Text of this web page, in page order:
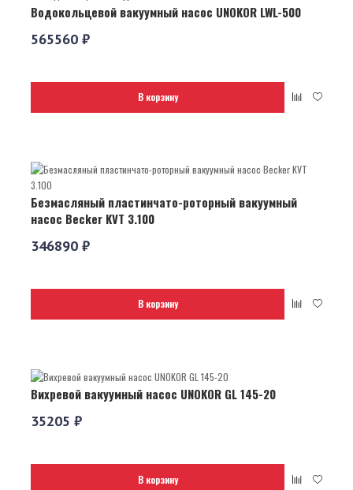
Водокольцевой вакуумный насос UNOKOR LWL-500
565560 ₽
В корзину
Безмасляный пластинчато-роторный вакуумный
насос Becker KVT 3.100
346890 ₽
В корзину
Вихревой вакуумный насос UNOKOR GL 145-20
35205 ₽
В корзину